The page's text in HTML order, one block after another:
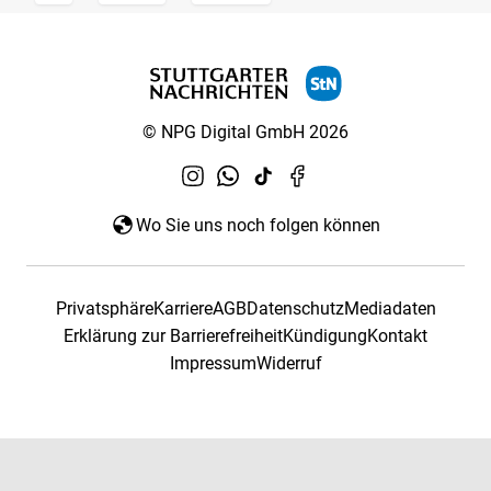
© NPG Digital GmbH 2026
Wo Sie uns noch folgen können
PrivatsphäreKarriereAGBDatenschutzMediadaten
Erklärung zur BarrierefreiheitKündigungKontakt
ImpressumWiderruf